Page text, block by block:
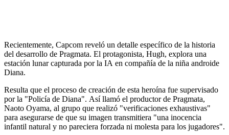
Recientemente, Capcom reveló un detalle específico de la historia
del desarrollo de Pragmata. El protagonista, Hugh, explora una
estación lunar capturada por la IA en compañía de la niña androide
Diana.
Resulta que el proceso de creación de esta heroína fue supervisado
por la "Policía de Diana". Así llamó el productor de Pragmata,
Naoto Oyama, al grupo que realizó "verificaciones exhaustivas"
para asegurarse de que su imagen transmitiera "una inocencia
infantil natural y no pareciera forzada ni molesta para los jugadores".